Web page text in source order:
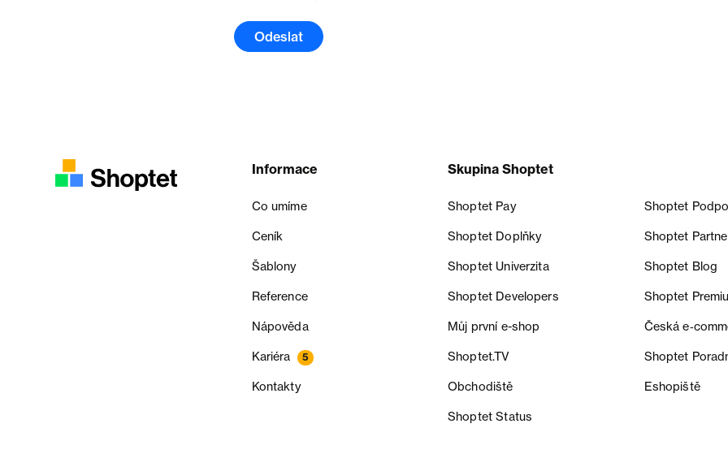
Odeslat
Informace
Co umíme
Ceník
Šablony
Reference
Nápověda
Kariéra 5
Kontakty
Skupina Shoptet
Shoptet Pay Shoptet
Shoptet Doplňky Shoptet
Shoptet Univerzita Shoptet Blog
Shoptet Developers Shoptet
Můj první e-shop Česká
Shoptet.TV Shoptet
Obchodiště Eshopiště
Shoptet Status